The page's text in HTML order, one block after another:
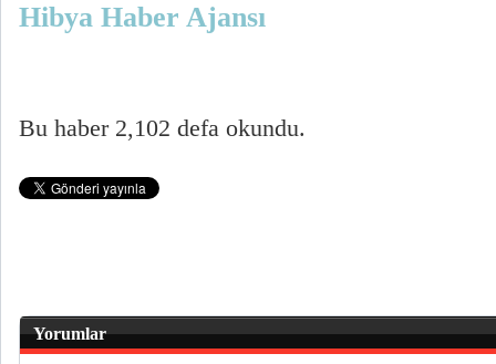
Hibya Haber Ajansı
Bu haber 2,102 defa okundu.
Yorumlar